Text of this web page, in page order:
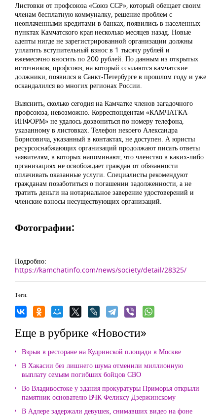
Листовки от профсоюза «Союз ССР», который обещает своим
членам бесплатную коммуналку, решение проблем с
неоплаченными кредитами в банках, появились в населенных
пунктах Камчатского края несколько месяцев назад. Новые
адепты нигде не зарегистрированной организации должны
уплатить вступительный взнос в 1 тысячу рублей и
ежемесячно вносить по 200 рублей. По данным из открытых
источников, профсоюз, на который ссылаются камчатские
должники, появился в Санкт-Петербурге в прошлом году и уже
оскандалился во многих регионах России.
Выяснить, сколько сегодня на Камчатке членов загадочного
профсоюза, невозможно. Корреспондентам «КАМЧАТКА-
ИНФОРМ» не удалось дозвониться по номеру телефона,
указанному в листовках. Телефон некоего Александра
Борисовича, указанный в контактах, не доступен. А юристы
ресурсоснабжающих организаций продолжают писать ответы
заявителям, в которых напоминают, что членство в каких-либо
организациях не освобождает граждан от обязанности
оплачивать оказанные услуги. Специалисты рекомендуют
гражданам позаботиться о погашении задолженности, а не
тратить деньги на нотариальное заверение удостоверений и
членские взносы несуществующих организаций.
Фотографии:
Подробно:
https://kamchatinfo.com/news/society/detail/28325/
Теги:
Еще в рубрике «Новости»
Взрыв в ресторане на Кудринской площади в Москве
В Хакасии без лишнего шума отменили миллионную
выплату семьям погибших бойцов СВО
Во Владивостоке у здания прокуратуры Приморья открыли
памятник основателю ВЧК Феликсу Дзержинскому
В Адлере задержали девушек, снимавших видео на фоне